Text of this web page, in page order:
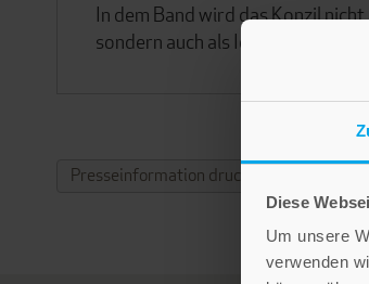
Diese
Um unsere
verwenden
In dem Band wird das Konzil
sondern auch als Ideenbörse,
Presseinformation drucken